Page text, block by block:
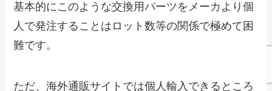
基本的にこのような交換用パーツをメーカより個
人で発注することはロット数等の関係で極めて困
難です。
ただ、海外通販サイトでは個人輸入できるところ